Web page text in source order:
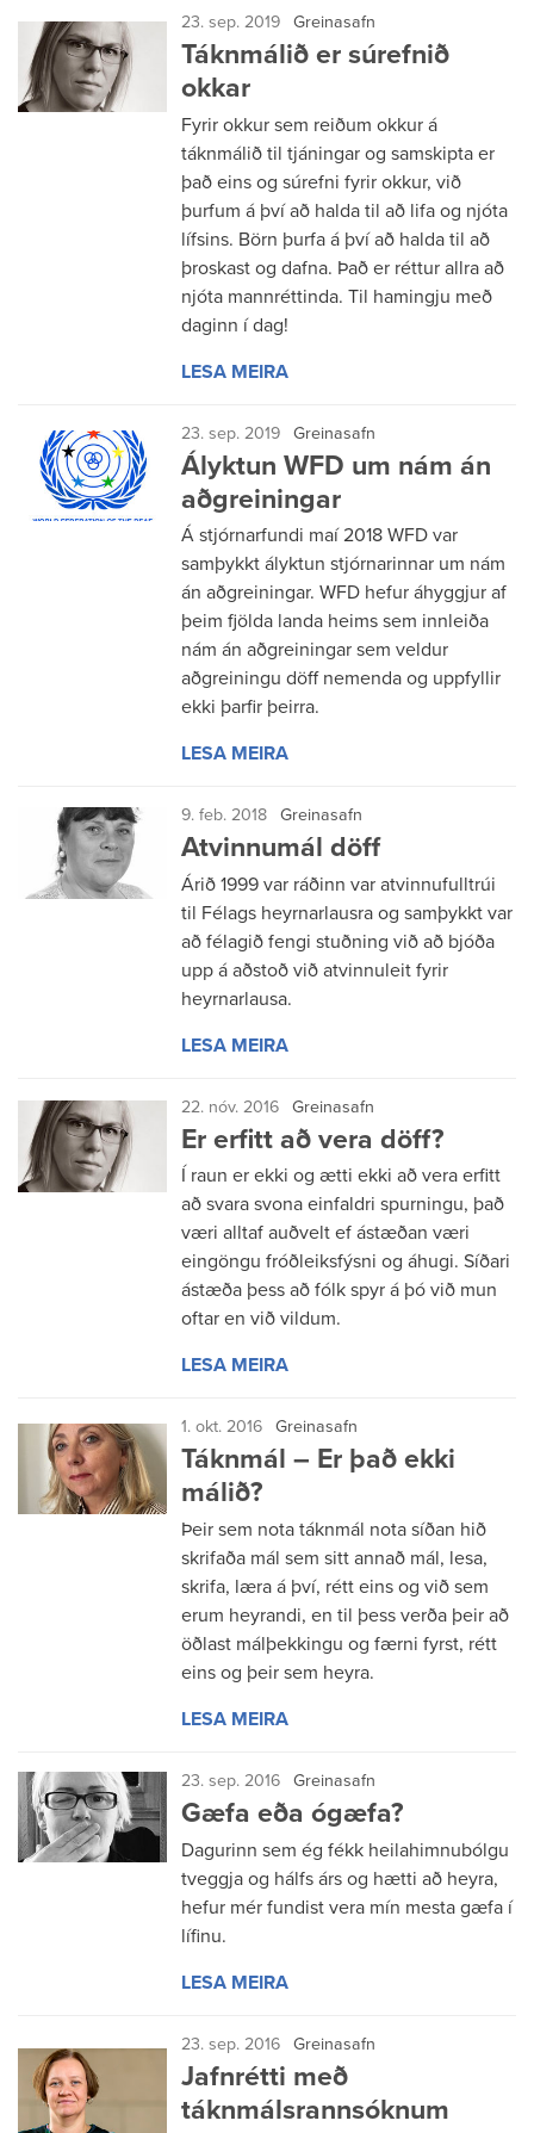
23. sep. 2019 Greinasafn
Táknmálið er súrefnið
okkar
Fyrir okkur sem reiðum okkur á
táknmálið til tjáningar og samskipta er
það eins og súrefni fyrir okkur, við
þurfum á því að halda til að lifa og njóta
lífsins. Börn þurfa á því að halda til að
þroskast og dafna. Það er réttur allra að
njóta mannréttinda. Til hamingju með
daginn í dag!
LESA MEIRA
23. sep. 2019 Greinasafn
Ályktun WFD um nám án
aðgreiningar
Á stjórnarfundi maí 2018 WFD var
samþykkt ályktun stjórnarinnar um nám
án aðgreiningar. WFD hefur áhyggjur af
þeim fjölda landa heims sem innleiða
nám án aðgreiningar sem veldur
aðgreiningu döff nemenda og uppfyllir
ekki þarfir þeirra.
LESA MEIRA
9. feb. 2018 Greinasafn
Atvinnumál döff
Árið 1999 var ráðinn var atvinnufulltrúi
til Félags heyrnarlausra og samþykkt var
að félagið fengi stuðning við að bjóða
upp á aðstoð við atvinnuleit fyrir
heyrnarlausa.
LESA MEIRA
22. nóv. 2016 Greinasafn
Er erfitt að vera döff?
Í raun er ekki og ætti ekki að vera erfitt
að svara svona einfaldri spurningu, það
væri alltaf auðvelt ef ástæðan væri
eingöngu fróðleiksfýsni og áhugi. Síðari
ástæða þess að fólk spyr á þó við mun
oftar en við vildum.
LESA MEIRA
1. okt. 2016 Greinasafn
Táknmál – Er það ekki
málið?
Þeir sem nota táknmál nota síðan hið
skrifaða mál sem sitt annað mál, lesa,
skrifa, læra á því, rétt eins og við sem
erum heyrandi, en til þess verða þeir að
öðlast málþekkingu og færni fyrst, rétt
eins og þeir sem heyra.
LESA MEIRA
23. sep. 2016 Greinasafn
Gæfa eða ógæfa?
Dagurinn sem ég fékk heilahimnubólgu
tveggja og hálfs árs og hætti að heyra,
hefur mér fundist vera mín mesta gæfa í
lífinu.
LESA MEIRA
23. sep. 2016 Greinasafn
Jafnrétti með
táknmálsrannsóknum